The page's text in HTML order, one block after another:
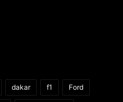
dakar f1 Ford